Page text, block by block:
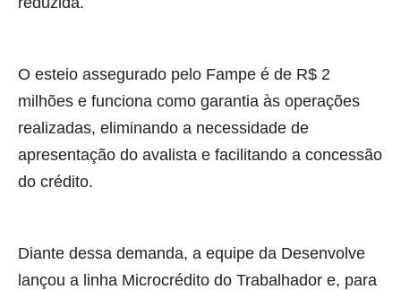
O esteio assegurado pelo Fampe é de R$ 2
milhões e funciona como garantia às operações
realizadas, eliminando a necessidade de
apresentação do avalista e facilitando a concessão
do crédito.
Diante dessa demanda, a equipe da Desenvolve
lançou a linha Microcrédito do Trabalhador e, para